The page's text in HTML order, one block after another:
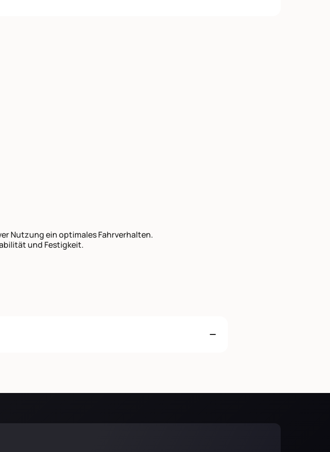
Nutzung ein optimales Fahrverhalten.
und Festigkeit.